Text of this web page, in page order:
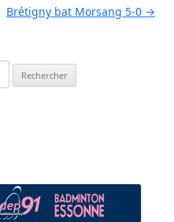
Brétigny bat Morsang 5-0 →